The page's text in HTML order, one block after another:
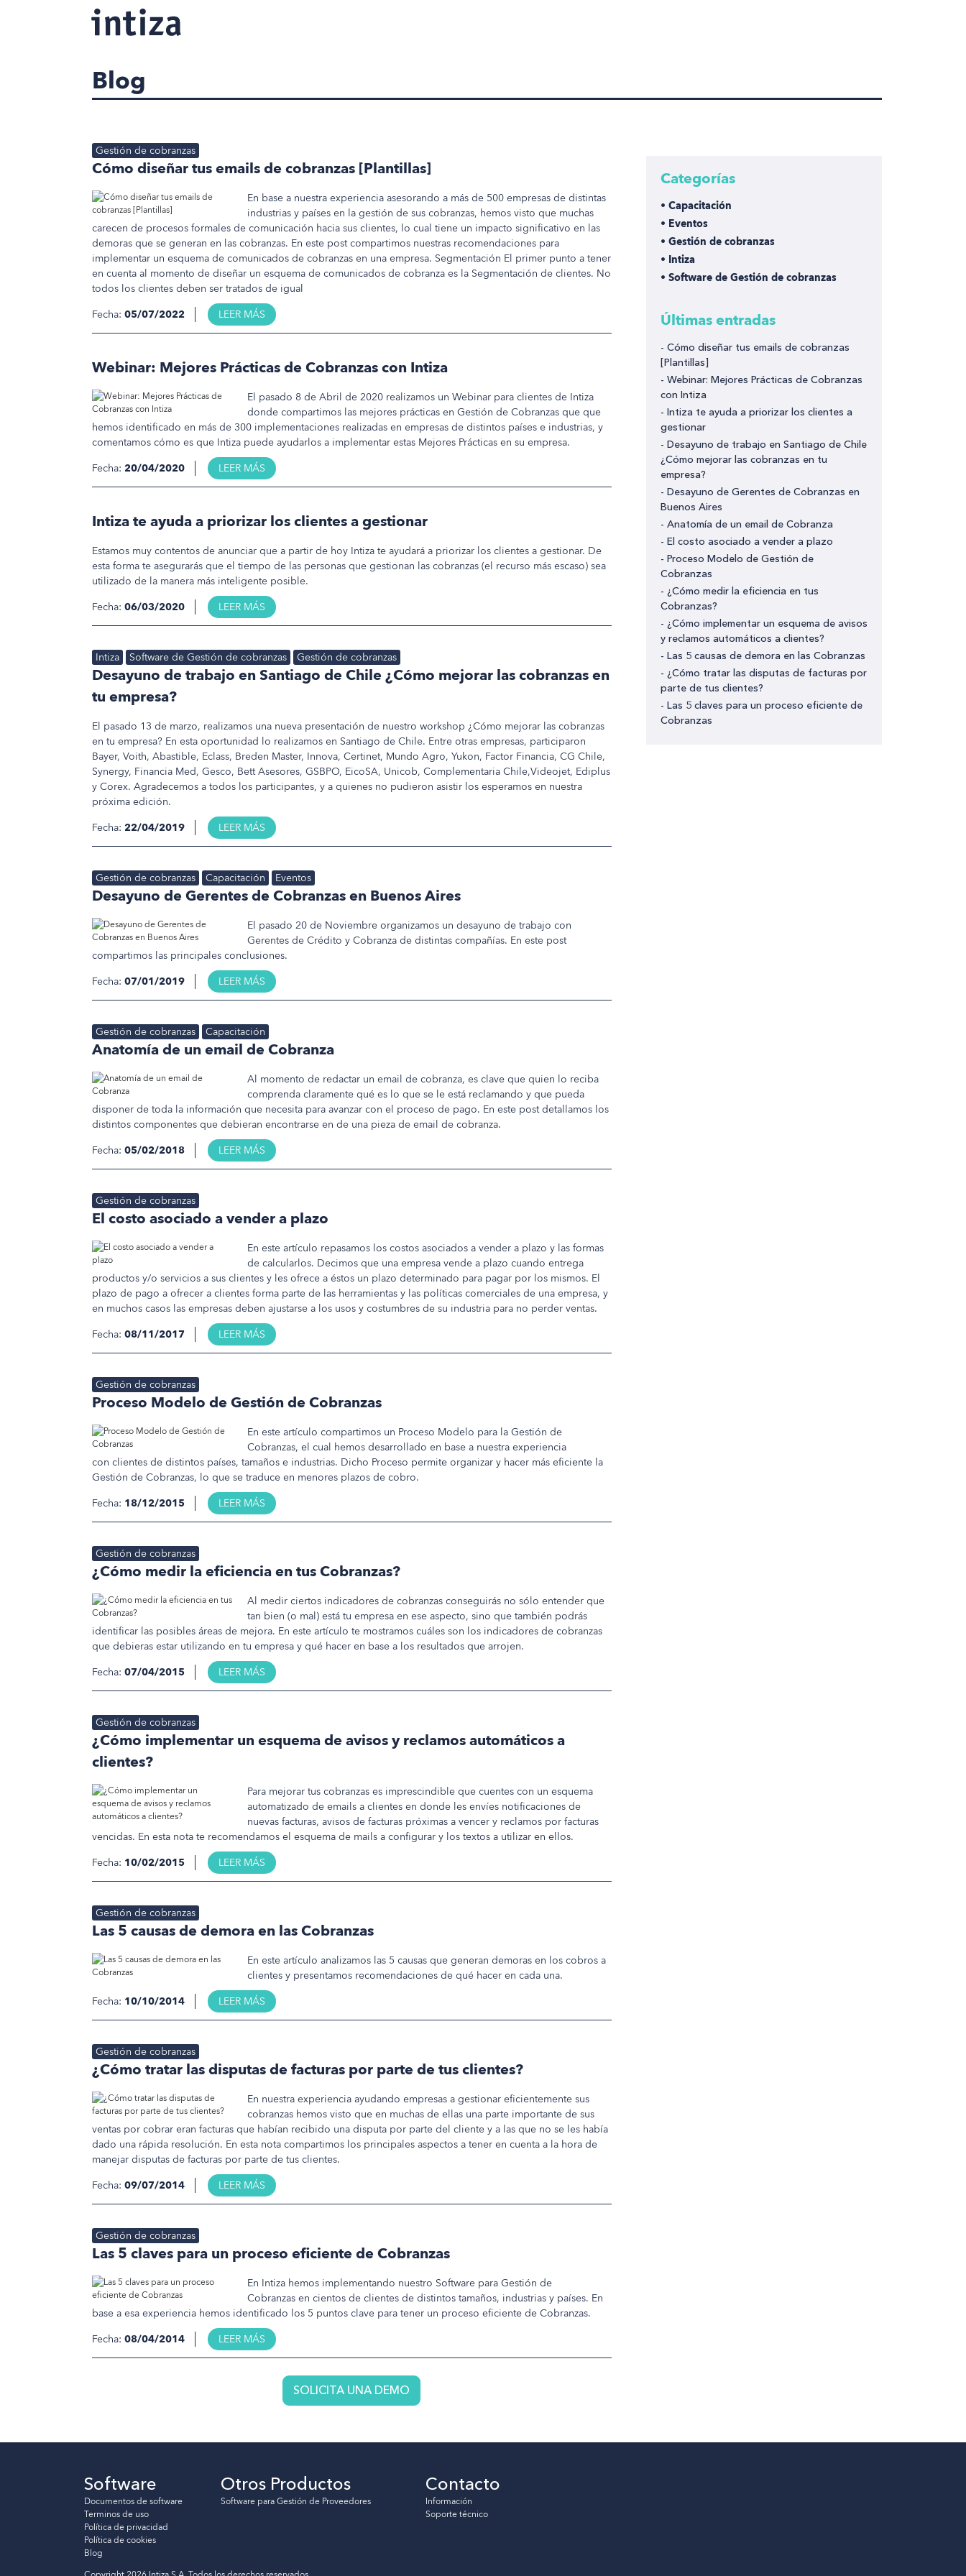
Blog
Gestión de cobranzas
Cómo diseñar tus emails de cobranzas [Plantillas]
En base a nuestra experiencia asesorando a más de 500 empresas de distintas
industrias y países en la gestión de sus cobranzas, hemos visto que muchas
carecen de procesos formales de comunicación hacia sus clientes, lo cual tiene un impacto significativo en las
demoras que se generan en las cobranzas. En este post compartimos nuestras recomendaciones para
implementar un esquema de comunicados de cobranzas en una empresa. Segmentación El primer punto a tener
en cuenta al momento de diseñar un esquema de comunicados de cobranza es la Segmentación de clientes. No
todos los clientes deben ser tratados de igual
Fecha: 05/07/2022 LEER MÁS
Webinar: Mejores Prácticas de Cobranzas con Intiza
El pasado 8 de Abril de 2020 realizamos un Webinar para clientes de Intiza
donde compartimos las mejores prácticas en Gestión de Cobranzas que que
hemos identificado en más de 300 implementaciones realizadas en empresas de distintos países e industrias, y
comentamos cómo es que Intiza puede ayudarlos a implementar estas Mejores Prácticas en su empresa.
Fecha: 20/04/2020 LEER MÁS
Intiza te ayuda a priorizar los clientes a gestionar
Estamos muy contentos de anunciar que a partir de hoy Intiza te ayudará a priorizar los clientes a gestionar. De
esta forma te asegurarás que el tiempo de las personas que gestionan las cobranzas (el recurso más escaso) sea
utilizado de la manera más inteligente posible.
Fecha: 06/03/2020 LEER MÁS
Intiza Software de Gestión de cobranzas Gestión de cobranzas
Desayuno de trabajo en Santiago de Chile ¿Cómo mejorar las cobranzas en
tu empresa?
El pasado 13 de marzo, realizamos una nueva presentación de nuestro workshop ¿Cómo mejorar las cobranzas
en tu empresa? En esta oportunidad lo realizamos en Santiago de Chile. Entre otras empresas, participaron
Bayer, Voith, Abastible, Eclass, Breden Master, Innova, Certinet, Mundo Agro, Yukon, Factor Financia, CG Chile,
Synergy, Financia Med, Gesco, Bett Asesores, GSBPO, EicoSA, Unicob, Complementaria Chile,Videojet, Ediplus
y Corex. Agradecemos a todos los participantes, y a quienes no pudieron asistir los esperamos en nuestra
próxima edición.
Fecha: 22/04/2019 LEER MÁS
Gestión de cobranzas Capacitación Eventos
Desayuno de Gerentes de Cobranzas en Buenos Aires
El pasado 20 de Noviembre organizamos un desayuno de trabajo con
Gerentes de Crédito y Cobranza de distintas compañías. En este post
compartimos las principales conclusiones.
Fecha: 07/01/2019 LEER MÁS
Gestión de cobranzas Capacitación
Anatomía de un email de Cobranza
Al momento de redactar un email de cobranza, es clave que quien lo reciba
comprenda claramente qué es lo que se le está reclamando y que pueda
disponer de toda la información que necesita para avanzar con el proceso de pago. En este post detallamos los
distintos componentes que debieran encontrarse en de una pieza de email de cobranza.
Fecha: 05/02/2018 LEER MÁS
Gestión de cobranzas
El costo asociado a vender a plazo
En este artículo repasamos los costos asociados a vender a plazo y las formas
de calcularlos. Decimos que una empresa vende a plazo cuando entrega
productos y/o servicios a sus clientes y les ofrece a éstos un plazo determinado para pagar por los mismos. El
plazo de pago a ofrecer a clientes forma parte de las herramientas y las políticas comerciales de una empresa, y
en muchos casos las empresas deben ajustarse a los usos y costumbres de su industria para no perder ventas.
Fecha: 08/11/2017 LEER MÁS
Gestión de cobranzas
Proceso Modelo de Gestión de Cobranzas
En este artículo compartimos un Proceso Modelo para la Gestión de
Cobranzas, el cual hemos desarrollado en base a nuestra experiencia
con clientes de distintos países, tamaños e industrias. Dicho Proceso permite organizar y hacer más eficiente la
Gestión de Cobranzas, lo que se traduce en menores plazos de cobro.
Fecha: 18/12/2015 LEER MÁS
Gestión de cobranzas
¿Cómo medir la eficiencia en tus Cobranzas?
Al medir ciertos indicadores de cobranzas conseguirás no sólo entender que
tan bien (o mal) está tu empresa en ese aspecto, sino que también podrás
identificar las posibles áreas de mejora. En este artículo te mostramos cuáles son los indicadores de cobranzas
que debieras estar utilizando en tu empresa y qué hacer en base a los resultados que arrojen.
Fecha: 07/04/2015 LEER MÁS
Gestión de cobranzas
¿Cómo implementar un esquema de avisos y reclamos automáticos a
clientes?
Para mejorar tus cobranzas es imprescindible que cuentes con un esquema
automatizado de emails a clientes en donde les envíes notificaciones de
nuevas facturas, avisos de facturas próximas a vencer y reclamos por facturas
vencidas. En esta nota te recomendamos el esquema de mails a configurar y los textos a utilizar en ellos.
Fecha: 10/02/2015 LEER MÁS
Gestión de cobranzas
Las 5 causas de demora en las Cobranzas
En este artículo analizamos las 5 causas que generan demoras en los cobros a
clientes y presentamos recomendaciones de qué hacer en cada una.
Fecha: 10/10/2014 LEER MÁS
Gestión de cobranzas
¿Cómo tratar las disputas de facturas por parte de tus clientes?
En nuestra experiencia ayudando empresas a gestionar eficientemente sus
cobranzas hemos visto que en muchas de ellas una parte importante de sus
ventas por cobrar eran facturas que habían recibido una disputa por parte del cliente y a las que no se les había
dado una rápida resolución. En esta nota compartimos los principales aspectos a tener en cuenta a la hora de
manejar disputas de facturas por parte de tus clientes.
Fecha: 09/07/2014 LEER MÁS
Gestión de cobranzas
Las 5 claves para un proceso eficiente de Cobranzas
En Intiza hemos implementando nuestro Software para Gestión de
Cobranzas en cientos de clientes de distintos tamaños, industrias y países. En
base a esa experiencia hemos identificado los 5 puntos clave para tener un proceso eficiente de Cobranzas.
Fecha: 08/04/2014 LEER MÁS
SOLICITA UNA DEMO
Categorías
• Capacitación
• Eventos
• Gestión de cobranzas
• Intiza
• Software de Gestión de cobranzas
Últimas entradas
- Cómo diseñar tus emails de cobranzas
[Plantillas]
- Webinar: Mejores Prácticas de Cobranzas
con Intiza
- Intiza te ayuda a priorizar los clientes a
gestionar
- Desayuno de trabajo en Santiago de Chile
¿Cómo mejorar las cobranzas en tu
empresa?
- Desayuno de Gerentes de Cobranzas en
Buenos Aires
- Anatomía de un email de Cobranza
- El costo asociado a vender a plazo
- Proceso Modelo de Gestión de
Cobranzas
- ¿Cómo medir la eficiencia en tus
Cobranzas?
- ¿Cómo implementar un esquema de avisos
y reclamos automáticos a clientes?
- Las 5 causas de demora en las Cobranzas
- ¿Cómo tratar las disputas de facturas por
parte de tus clientes?
- Las 5 claves para un proceso eficiente de
Cobranzas
Software
Documentos de software
Terminos de uso
Política de privacidad
Política de cookies
Blog
Otros Productos
Software para Gestión de Proveedores
Contacto
Información
Soporte técnico